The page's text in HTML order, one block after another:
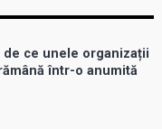
ce unele organizații
într-o anumită